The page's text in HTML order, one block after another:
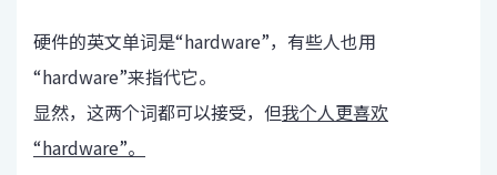
硬件的英文单词是“hardware”，有些人也用
“hardware”来指代它。
显然，这两个词都可以接受，但我个人更喜欢
“hardware”。